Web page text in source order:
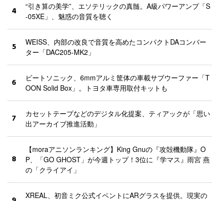
4
“引き算の美学”、エソテリックの真髄。A級パワーアンプ「S
-05XE」、魅惑の音質を聴く
5
WEISS、内部の改良で音質を高めたコンパクトDAコンバー
ター「DAC205-MK2」
6
ビートソニック、6mmアルミ筐体の車載サブウーファー「T
OON Solid Box」。トヨタ車専用取付キットも
7
カセットテープなどのデジタル化提案、ティアックが「思い
出アーカイブ推進活動」
8
【moraアニソンランキング】King Gnuの『攻殻機動隊』O
P、「GO GHOST」が今週トップ！3位に『学マス』雨宮 燕
の「クライアイ」
XREAL、初音ミク公式イベントにARグラスを提供。現実の